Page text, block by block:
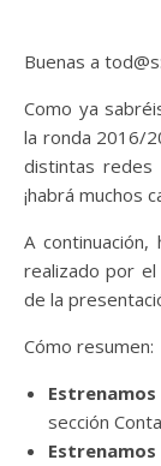
Buenas a tod@s:
Como ya
la ronda 2016/
distintas redes
¡habrá muchos
A continuación,
realizado por
de la
Cómo resumen:
sección
Estrenamos